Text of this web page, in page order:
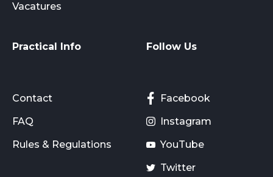
Vacatures
Practical Info
Contact
FAQ
Rules & Regulations
Follow Us
Facebook
Instagram
YouTube
Twitter